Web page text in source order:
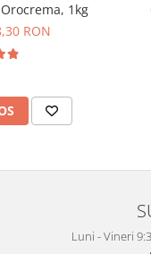
1kg
RON
Luni - Vineri